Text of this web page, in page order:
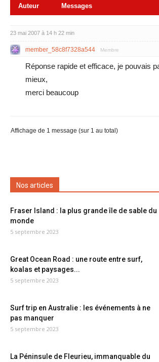
Auteur Messages
23 mai 2007 à 14 h 22 min
member_58c8f7328a544 Membre
Réponse rapide et efficace, je pouvais
mieux,
merci beaucoup
Affichage de 1 message (sur 1 au total)
Nos articles
Fraser Island : la plus grande île de sable du
monde
5 septembre 2023
Great Ocean Road : une route entre surf,
koalas et paysages...
5 septembre 2023
Surf trip en Australie : les événements à ne
pas manquer
5 septembre 2023
La Péninsule de Fleurieu, immanquable du